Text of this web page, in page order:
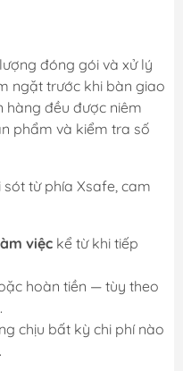
đóng gói và xử lý
ngặt trước khi bàn giao
hàng đều được niêm
phẩm và kiểm tra số
từ phía Xsafe, cam
việc kể từ khi tiếp
hoàn tiền — tùy theo
chịu bất kỳ chi phí nào